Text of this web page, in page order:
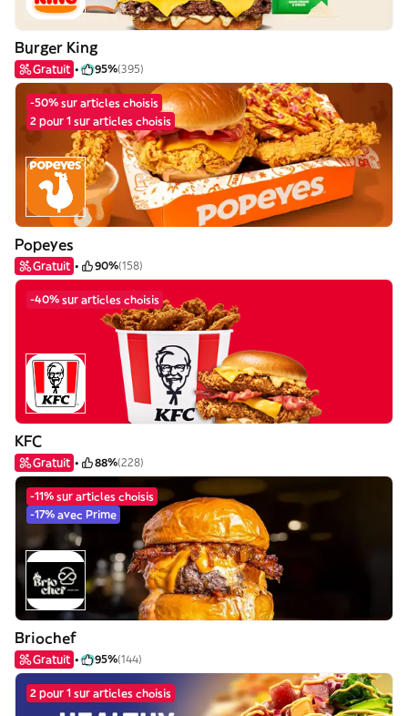
Burger King
Gratuit 95%(395)
-50% sur articles choisis
2 pour 1 sur articles choisis
Popeyes
Gratuit 90%(158)
-40% sur articles choisis
KFC
Gratuit 88%(228)
-11% sur articles choisis
-17% avec Prime
Briochef
Gratuit 95%(144)
2 pour 1 sur articles choisis